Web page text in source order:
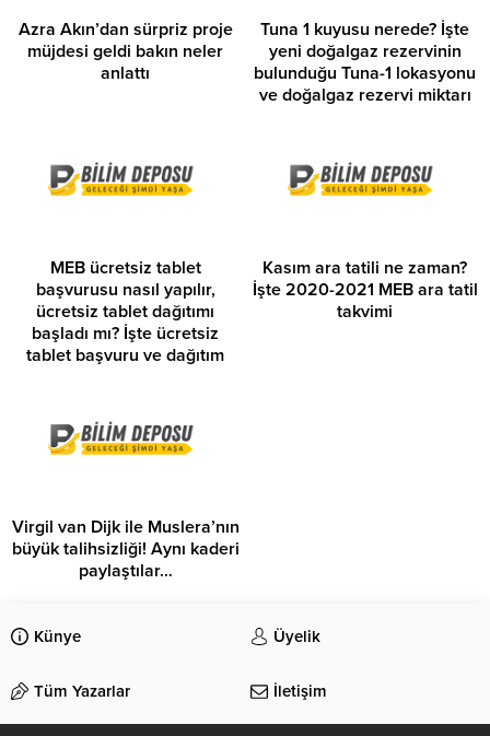
Azra Akın’dan sürpriz proje
müjdesi geldi bakın neler
anlattı
Tuna 1 kuyusu nerede? İşte
yeni doğalgaz rezervinin
bulunduğu Tuna-1 lokasyonu
ve doğalgaz rezervi miktarı
MEB ücretsiz tablet
başvurusu nasıl yapılır,
ücretsiz tablet dağıtımı
başladı mı? İşte ücretsiz
tablet başvuru ve dağıtım
Kasım ara tatili ne zaman?
İşte 2020-2021 MEB ara tatil
takvimi
Virgil van Dijk ile Muslera’nın
büyük talihsizliği! Aynı kaderi
paylaştılar…
Künye Üyelik
Tüm Yazarlar İletişim